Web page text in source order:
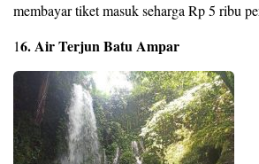
membayar tiket masuk seharga Rp 5 ribu
16. Air Terjun Batu Ampar